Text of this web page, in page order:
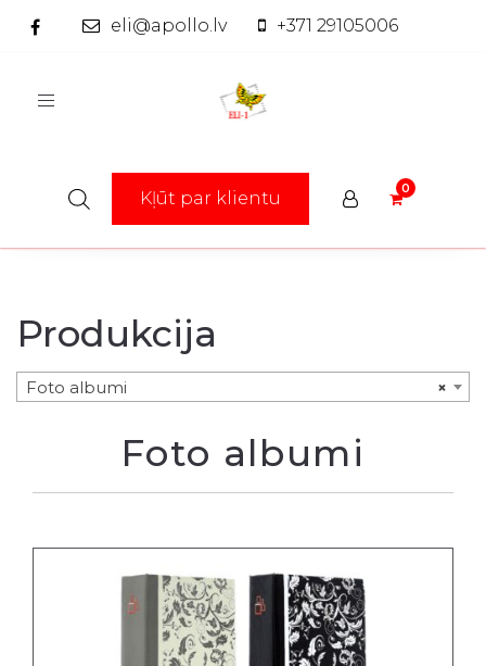
eli@apollo.lv +371 29105006
Toggle
Kļūt par klientu
Produkcija
×
Foto albumi
Foto albumi